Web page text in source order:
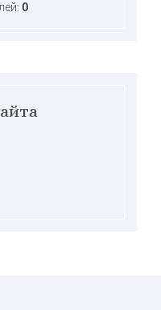
0